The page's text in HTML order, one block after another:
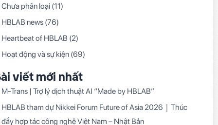
Chưa phân loại (11)
HBLAB news (76)
Heartbeat of HBLAB (2)
Hoạt động và sự kiện (69)
viết mới nhất
M-Trans | Trợ lý dịch thuật AI “Made by HBLAB”
HBLAB tham dự Nikkei Forum Future of Asia 2026｜Thúc
đẩy hợp tác công nghệ Việt Nam – Nhật Bản